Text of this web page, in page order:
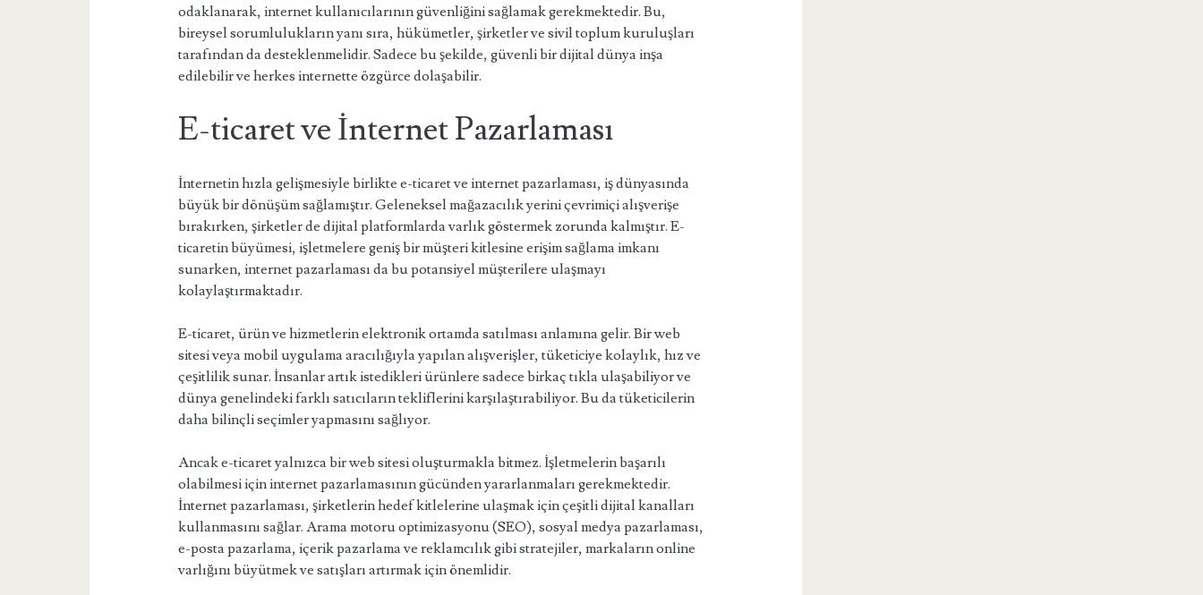
odaklanarak, internet kullanıcılarının güvenliğini sağlamak gerekmektedir. Bu,
bireysel sorumlulukların yanı sıra, hükümetler, şirketler ve sivil toplum kuruluşları
tarafından da desteklenmelidir. Sadece bu şekilde, güvenli bir dijital dünya inşa
edilebilir ve herkes internette özgürce dolaşabilir.
E-ticaret ve İnternet Pazarlaması
İnternetin hızla gelişmesiyle birlikte e-ticaret ve internet pazarlaması, iş dünyasında
büyük bir dönüşüm sağlamıştır. Geleneksel mağazacılık yerini çevrimiçi alışverişe
bırakırken, şirketler de dijital platformlarda varlık göstermek zorunda kalmıştır. E-
ticaretin büyümesi, işletmelere geniş bir müşteri kitlesine erişim sağlama imkanı
sunarken, internet pazarlaması da bu potansiyel müşterilere ulaşmayı
kolaylaştırmaktadır.
E-ticaret, ürün ve hizmetlerin elektronik ortamda satılması anlamına gelir. Bir web
sitesi veya mobil uygulama aracılığıyla yapılan alışverişler, tüketiciye kolaylık, hız ve
çeşitlilik sunar. İnsanlar artık istedikleri ürünlere sadece birkaç tıkla ulaşabiliyor ve
dünya genelindeki farklı satıcıların tekliflerini karşılaştırabiliyor. Bu da tüketicilerin
daha bilinçli seçimler yapmasını sağlıyor.
Ancak e-ticaret yalnızca bir web sitesi oluşturmakla bitmez. İşletmelerin başarılı
olabilmesi için internet pazarlamasının gücünden yararlanmaları gerekmektedir.
İnternet pazarlaması, şirketlerin hedef kitlelerine ulaşmak için çeşitli dijital kanalları
kullanmasını sağlar. Arama motoru optimizasyonu (SEO), sosyal medya pazarlaması,
e-posta pazarlama, içerik pazarlama ve reklamcılık gibi stratejiler, markaların online
varlığını büyütmek ve satışları artırmak için önemlidir.